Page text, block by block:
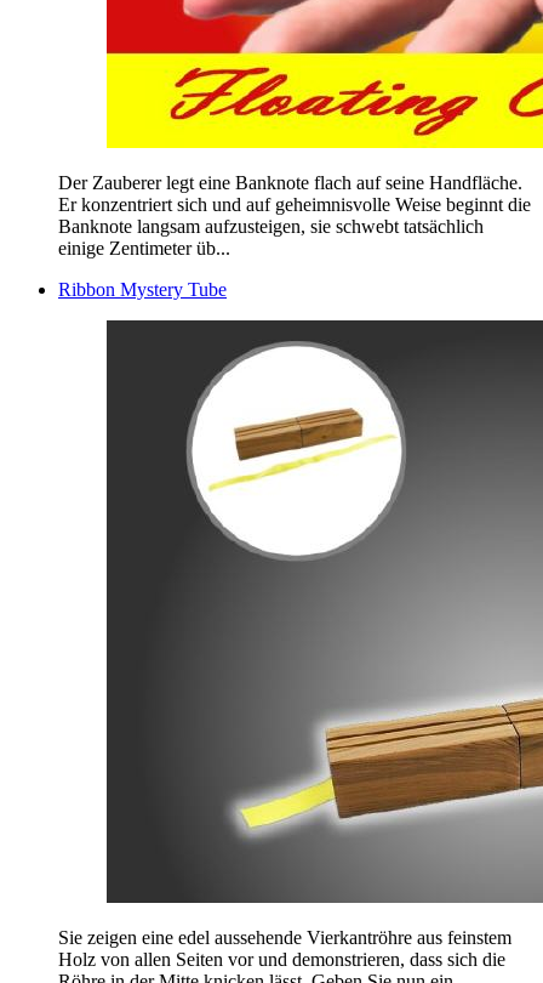
Der Zauberer legt eine Banknote flach auf seine Handfläche.
Er konzentriert sich und auf geheimnisvolle Weise beginnt die
Banknote langsam aufzusteigen, sie schwebt tatsächlich
einige Zentimeter üb...
Ribbon Mystery Tube
Sie zeigen eine edel aussehende Vierkantröhre aus feinstem
Holz von allen Seiten vor und demonstrieren, dass sich die